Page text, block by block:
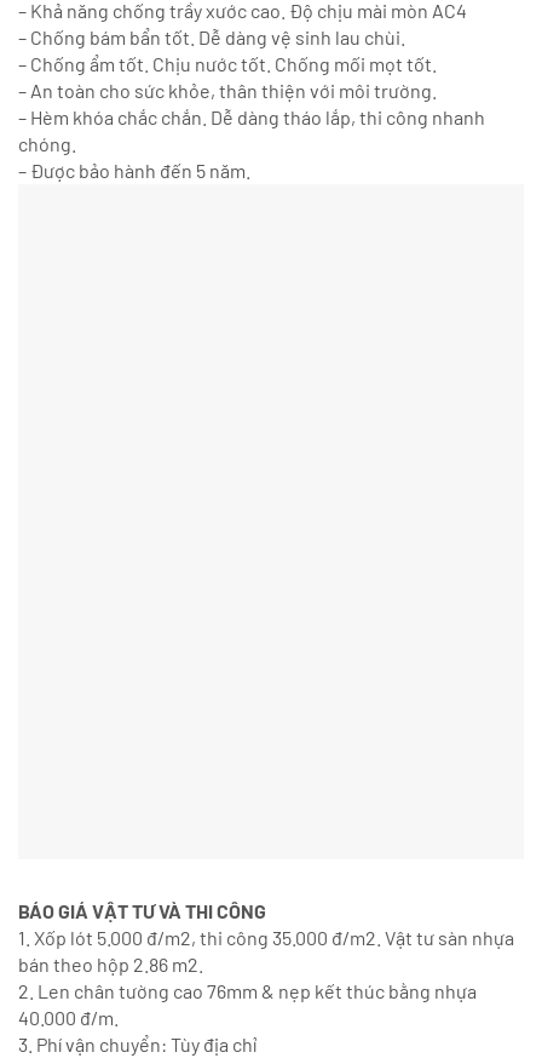
– Khả năng chống trầy xước cao. Độ chịu mài mòn AC4
– Chống bám bẩn tốt. Dễ dàng vệ sinh lau chùi.
– Chống ẩm tốt. Chịu nước tốt. Chống mối mọt tốt.
– An toàn cho sức khỏe, thân thiện với môi trường.
– Hèm khóa chắc chắn. Dễ dàng tháo lắp, thi công nhanh
chóng.
– Được bảo hành đến 5 năm.
BÁO GIÁ VẬT TƯ VÀ THI CÔNG
1. Xốp lót 5.000 đ/m2, thi công 35.000 đ/m2. Vật tư sàn nhựa
bán theo hộp 2.86 m2.
2. Len chân tường cao 76mm & nẹp kết thúc bằng nhựa
40.000 đ/m.
3. Phí vận chuyển: Tùy địa chỉ